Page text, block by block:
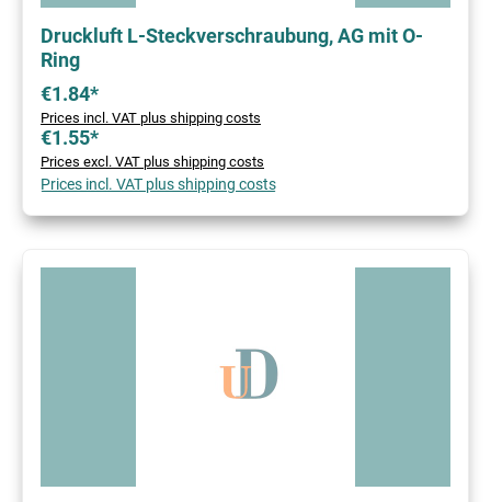
Druckluft L-Steckverschraubung, AG mit O-
Ring
€1.84*
Prices incl. VAT plus shipping costs
€1.55*
Prices excl. VAT plus shipping costs
Prices incl. VAT plus shipping costs